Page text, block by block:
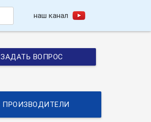
наш канал
ЗАДАТЬ ВОПРОС
ПРОИЗВОДИТЕЛИ